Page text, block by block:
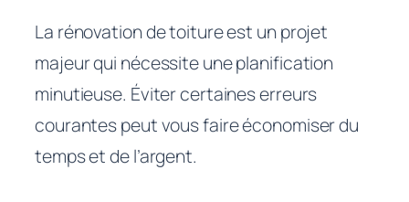
La rénovation de toiture est un projet
majeur qui nécessite une planification
minutieuse. Éviter certaines erreurs
courantes peut vous faire économiser du
temps et de l’argent.